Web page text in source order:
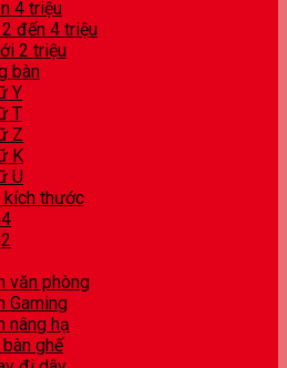
4 triệu
đến 4 triệu
2 triệu
bàn
Y
T
Z
K
U
kích thước
văn phòng
Gaming
nâng hạ
ghế